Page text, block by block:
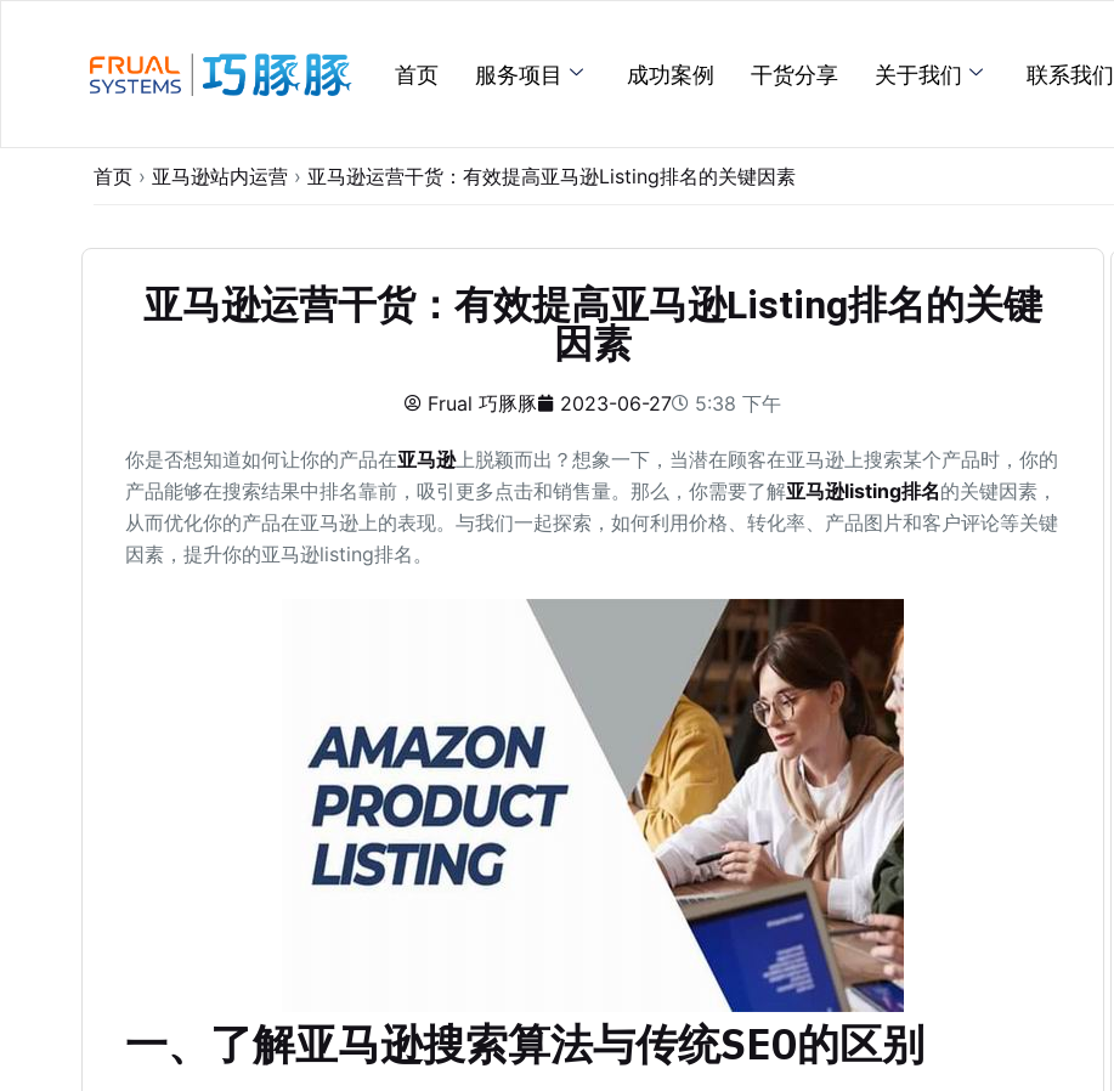
首页 服务项目 成功案例 干货分享 关于我们 联系我们
首页 › 亚马逊站内运营 › 亚马逊运营干货：有效提高亚马逊Listing排名的关键因素
亚马逊运营干货：有效提高亚马逊Listing排名的关键
因素
Frual 巧豚豚 2023-06-27 5:38 下午
你是否想知道如何让你的产品在亚马逊上脱颖而出？想象一下，当潜在顾客在亚马逊上搜索某个产品时，你的
产品能够在搜索结果中排名靠前，吸引更多点击和销售量。那么，你需要了解亚马逊listing排名的关键因素，
从而优化你的产品在亚马逊上的表现。与我们一起探索，如何利用价格、转化率、产品图片和客户评论等关键
因素，提升你的亚马逊listing排名。
一、了解亚马逊搜索算法与传统SEO的区别